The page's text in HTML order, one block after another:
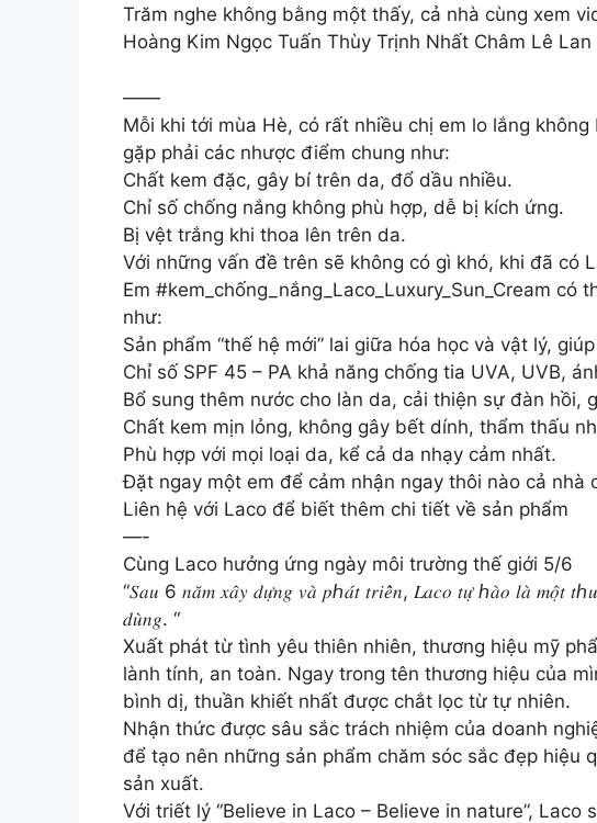
Trăm nghe không bằng một thấy, cả nhà cùng xem
Hoàng Kim Ngọc Tuấn Thùy Trịnh Nhất Châm Lê
——
Mỗi khi tới mùa Hè, có rất nhiều chị em lo lắng
gặp phải các nhược điểm chung như:
Chất kem đặc, gây bí trên da, đổ dầu nhiều.
Chỉ số chống nắng không phù hợp, dễ bị kích ứng.
Bị vệt trắng khi thoa lên trên da.
Với những vấn đề trên sẽ không có gì khó, khi đã có
Em #kem_chống_nắng_Laco_Luxury_Sun_Cream
như:
Sản phẩm “thế hệ mới” lai giữa hóa học và vật lý,
Chỉ số SPF 45 – PA khả năng chống tia UVA, UVB,
Bổ sung thêm nước cho làn da, cải thiện sự đàn hồi,
Chất kem mịn lỏng, không gây bết dính, thẩm thấu
Phù hợp với mọi loại da, kể cả da nhạy cảm nhất.
Đặt ngay một em để cảm nhận ngay thôi nào cả nhà
Liên hệ với Laco để biết thêm chi tiết về sản phẩm
—-
Cùng Laco hưởng ứng ngày môi trường thế giới 5/6
“𝑆𝑎𝑢 6 𝑛𝑎̆𝑚 𝑥𝑎̂𝑦 𝑑𝑢̛̣𝑛𝑔 𝑣𝑎̀ 𝑝ℎ𝑎́𝑡 𝑡𝑟𝑖𝑒̂̉𝑛, 𝐿𝑎𝑐𝑜 𝑡𝑢̛̣ ℎ𝑎̀𝑜 𝑙𝑎̀ 𝑚𝑜̣̂𝑡
𝑑𝑢̀𝑛𝑔. “
Xuất phát từ tình yêu thiên nhiên, thương hiệu mỹ
lành tính, an toàn. Ngay trong tên thương hiệu của
bình dị, thuần khiết nhất được chắt lọc từ tự nhiên.
Nhận thức được sâu sắc trách nhiệm của doanh
để tạo nên những sản phẩm chăm sóc sắc đẹp
sản xuất.
Với triết lý “Believe in Laco – Believe in nature”,